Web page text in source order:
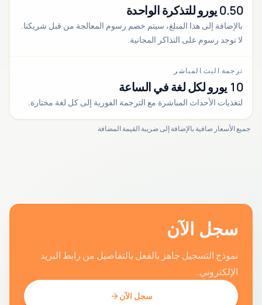
0.50 يورو للتذكرة الواحدة
بالإضافة إلى هذا المبلغ، سيتم خصم رسوم المعالجة من قبل شريكنا.
لا توجد رسوم على التذاكر المجانية.
ترجمة البث المباشر
10 يورو لكل لغة في الساعة
لتغذيات الأحداث المباشرة مع الترجمة الفورية إلى كل لغة مختارة.
جميع الأسعار صافية بالإضافة إلى ضريبة القيمة المضافة
سجل الآن
نموذج التسجيل جاهز بالفعل بالتفاصيل من رابط البريد
الإلكتروني.
سجل الآن